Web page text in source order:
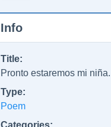
Info
Title:
Pronto estaremos mi
Type:
Poem